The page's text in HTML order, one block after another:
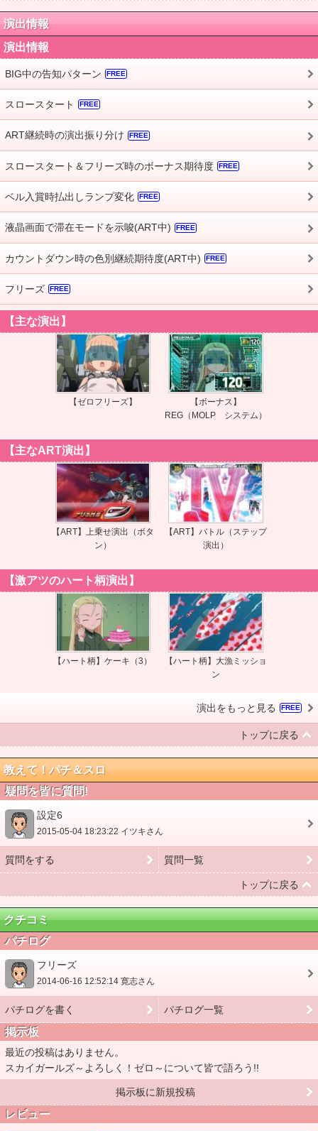
演出情報
演出情報
BIG中の告知パターン FREE
スロースタート FREE
ART継続時の演出振り分け FREE
スロースタート＆フリーズ時のボーナス期待度 FREE
ベル入賞時払出しランプ変化 FREE
液晶画面で滞在モードを示唆(ART中) FREE
カウントダウン時の色別継続期待度(ART中) FREE
フリーズ FREE
【主な演出】
【ゼロフリーズ】
【ボーナス】
REG（MOLP システム）
【主なART演出】
【ART】上乗せ演出（ボタ
ン）
【ART】バトル（ステップ
演出）
【激アツのハート柄演出】
【ハート柄】ケーキ（3）
【ハート柄】大漁ミッショ
ン
演出をもっと見る FREE
トップに戻る
教えて！パチ＆スロ
疑問を皆に質問!
設定6
2015-05-04 18:23:22 イツキさん
質問をする 質問一覧
トップに戻る
クチコミ
パチログ
フリーズ
2014-06-16 12:52:14 寛志さん
パチログを書く パチログ一覧
掲示板
最近の投稿はありません。
スカイガールズ～よろしく！ゼロ～について皆で語ろう!!
掲示板に新規投稿
レビュー